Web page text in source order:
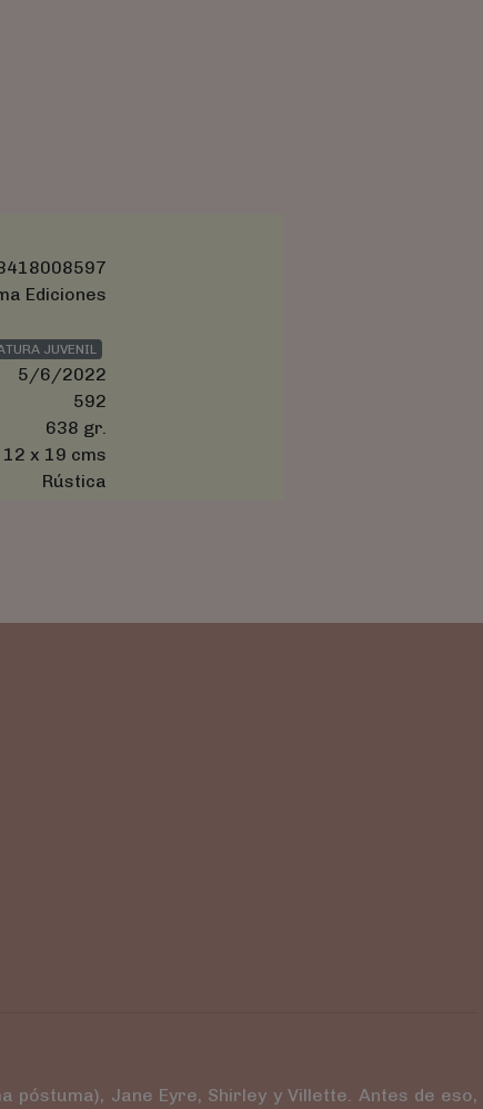
Ediciones
JUVENIL
5/6/2022
592
638 gr.
12 x 19 cms
Rústica
Jane Eyre, Shirley y Villette. Antes de eso,